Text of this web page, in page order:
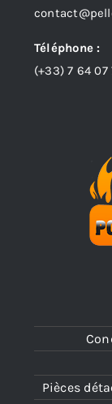
Pièces
Téléphone :
(+33)7 64 07